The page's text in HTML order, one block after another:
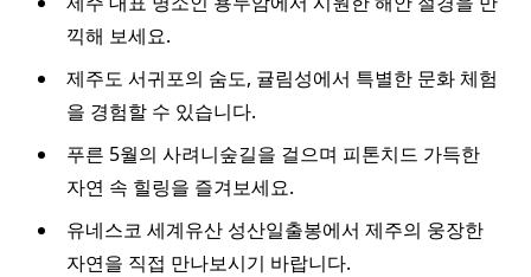
끽해 보세요.
제주도 서귀포의 숨도, 귤림성에서 특별한 문화 체험
을 경험할 수 있습니다.
푸른 5월의 사려니숲길을 걸으며 피톤치드 가득한
자연 속 힐링을 즐겨보세요.
유네스코 세계유산 성산일출봉에서 제주의 웅장한
자연을 직접 만나보시기 바랍니다.